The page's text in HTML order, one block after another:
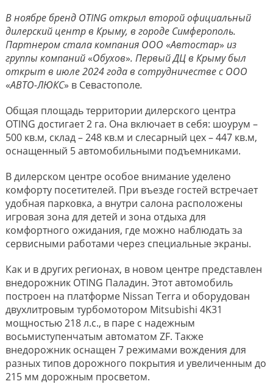
В ноябре бренд OTING открыл второй официальный
дилерский центр в Крыму, в городе Симферополь.
Партнером стала компания ООО «Автостар» из
группы компаний «Обухов». Первый ДЦ в Крыму был
открыт в июле 2024 года в сотрудничестве с ООО
«АВТО-ЛЮКС» в Севастополе.
Общая площадь территории дилерского центра
OTING достигает 2 га. Она включает в себя: шоурум –
500 кв.м, склад – 248 кв.м и слесарный цех – 447 кв.м,
оснащенный 5 автомобильными подъемниками.
В дилерском центре особое внимание уделено
комфорту посетителей. При въезде гостей встречает
удобная парковка, а внутри салона расположены
игровая зона для детей и зона отдыха для
комфортного ожидания, где можно наблюдать за
сервисными работами через специальные экраны.
Как и в других регионах, в новом центре представлен
внедорожник OTING Паладин. Этот автомобиль
построен на платформе Nissan Terra и оборудован
двухлитровым турбомотором Mitsubishi 4K31
мощностью 218 л.с., в паре с надежным
восьмиступенчатым автоматом ZF. Также
внедорожник оснащен 7 режимами вождения для
разных типов дорожного покрытия и увеличенным до
215 мм дорожным просветом.